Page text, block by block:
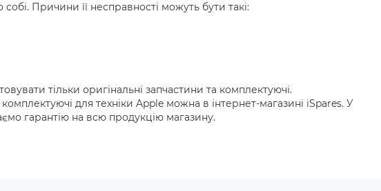
Причини її несправності можуть бути такі:
тільки оригінальні запчастини та комплектуючі.
для техніки Apple можна в інтернет-магазині iSpares. У
гарантію на всю продукцію магазину.